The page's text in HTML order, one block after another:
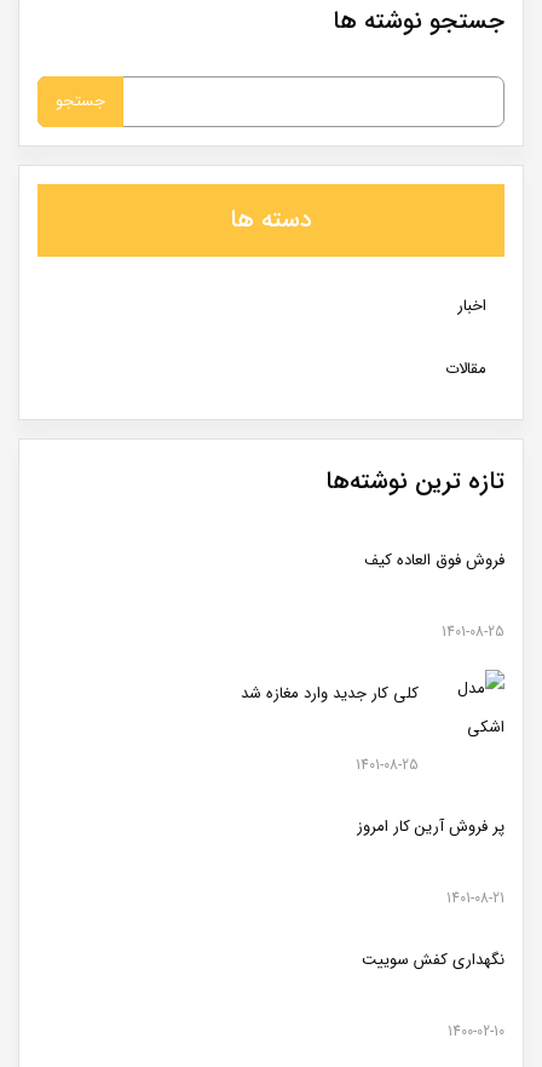
جستجو نوشته ها
برای:
دسته ها
اخبار
مقالات
تازه ترین نوشته‌ها
فروش فوق العاده کیف
1401-08-25
کلی کار جدید وارد مغازه شد
1401-08-25
پر فروش آرین کار امروز
1401-08-21
نگهداری کفش سوییت
1400-02-10